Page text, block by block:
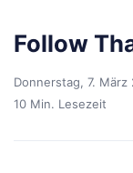
Follow
Donnerstag, 7. März
10 Min. Lesezeit